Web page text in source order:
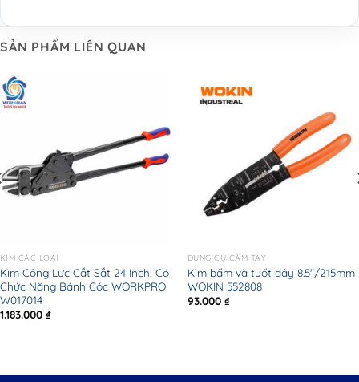
SẢN PHẨM LIÊN QUAN
KÌM CÁC LOẠI
Kìm Cộng Lực Cắt Sắt 24 Inch, Có
Chức Năng Bánh Cóc WORKPRO
W017014
1.183.000 ₫
DỤNG CỤ CẦM TAY
Kìm bấm và tuốt dây 8.5″/215mm
WOKIN 552808
93.000 ₫